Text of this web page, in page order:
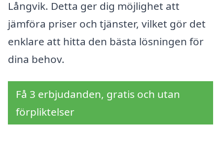
Långvik. Detta ger dig möjlighet att
jämföra priser och tjänster, vilket gör det
enklare att hitta den bästa lösningen för
dina behov.
Få 3 erbjudanden, gratis och utan
förpliktelser